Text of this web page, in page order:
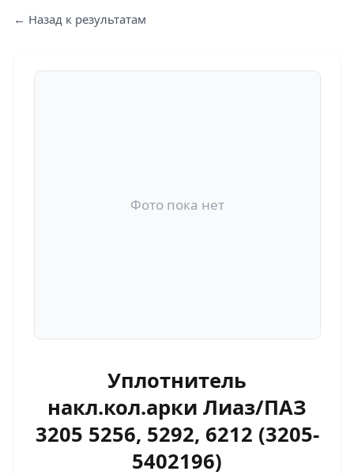
← Назад к результатам
Фото пока нет
Уплотнитель
накл.кол.арки Лиаз/ПАЗ
3205 5256, 5292, 6212 (3205-
5402196)